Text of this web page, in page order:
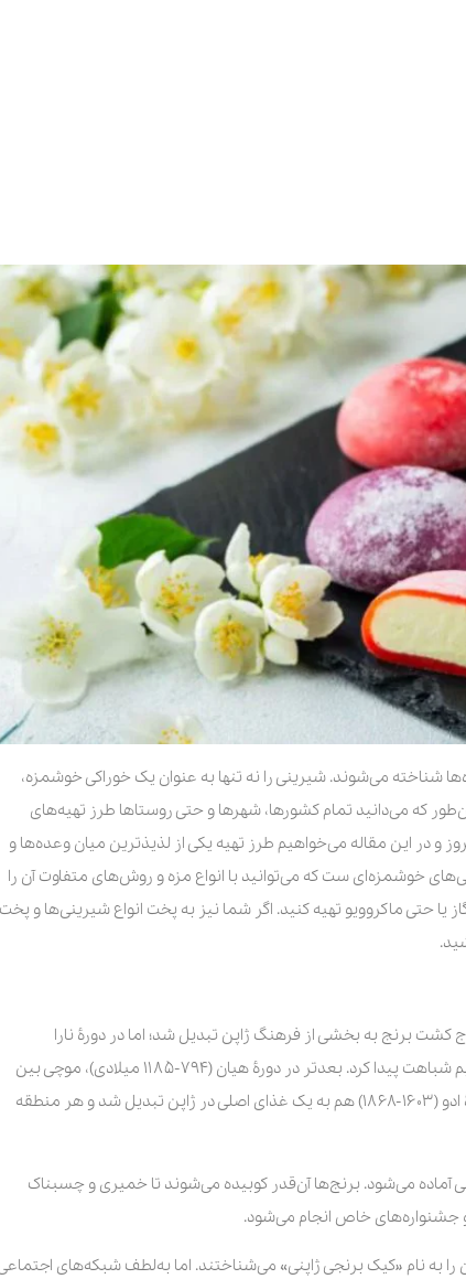
شناخته می‌شوند. شیرینی را نه تنها به عنوان یک خوراکی خوشمزه،
که می‌دانید تمام کشور‌ها، شهر‌ها و حتی روستا‌ها طرز تهیه‌های
در این مقاله می‌خواهیم طرز تهیه یکی از لذیذترین میان وعده‌ها و
خوشمزه‌ای ست که می‌توانید با انواع مزه و روش‌های متفاوت آن را
یا حتی ماکروویو تهیه کنید. اگر شما نیز به پخت انواع شیرینی‌ها و پخت
۳۰۰ قبل از میلاد) و با رواج کشت برنج به بخشی از فرهنگ ژاپن تبدیل شد؛ اما در دورۀ نارا
(۷۱۰-۷۹۴ میلادی) بود که موچی به خوراکی‌ که امروز می‌شناسیم شباهت پیدا کرد. بعدتر در دورۀ هیان (۷۹۴-۱۱۸۵ میلادی)، موچی بین
اشراف محبوب شد و در جشن‌های خاص سرو می‌شد. در دورۀ ادو (۱۶۰۳-۱۸۶۸) هم به یک غذای اصلی در ژاپن تبدیل شد و هر منطقه
می‌شود. برنج‌ها آن‌قدر کوبیده می‌شوند تا خمیری و چسبناک
جشنواره‌های خاص انجام می‌شود.
را به نام «کیک برنجی ژاپنی» می‌شناختند. اما به‌لطف شبکه‌های